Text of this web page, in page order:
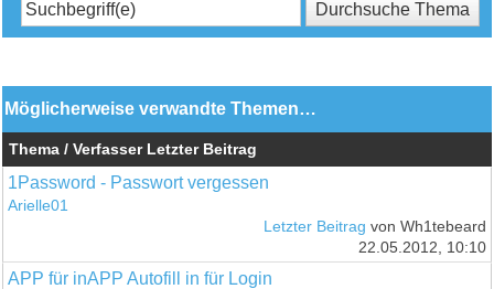
Möglicherweise verwandte Themen…
Thema / Verfasser Letzter Beitrag
1Password - Passwort vergessen
Arielle01
Letzter Beitrag von Wh1tebeard
22.05.2012, 10:10
APP für inAPP Autofill in für Login